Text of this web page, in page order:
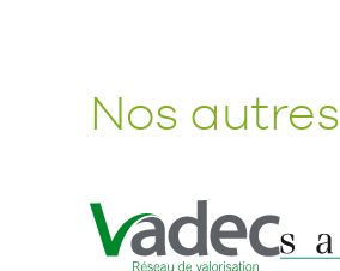
Nos autres